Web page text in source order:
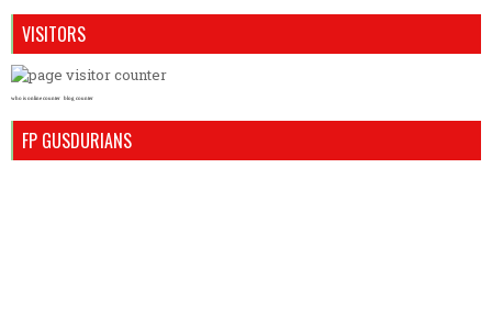
VISITORS
who is online counter blog counter
FP GUSDURIANS